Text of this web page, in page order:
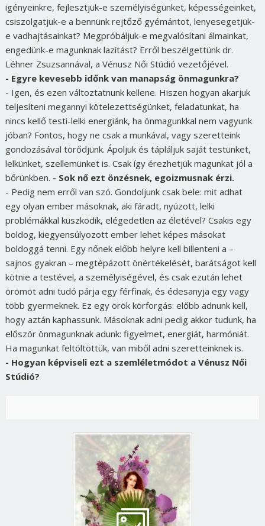
igényeinkre, fejlesztjük-e személyiségünket, képességeinket,
csiszolgatjuk-e a bennünk rejtőző gyémántot, lenyesegetjük-
e vadhajtásainkat? Megpróbáljuk-e megvalósítani álmainkat,
engedünk-e magunknak lazítást? Erről beszélgettünk dr.
Léhner Zsuzsannával, a Vénusz Női Stúdió vezetőjével.
- Egyre kevesebb időnk van manapság önmagunkra?
- Igen, és ezen változtatnunk kellene. Hiszen hogyan akarjuk
teljesíteni megannyi kötelezettségünket, feladatunkat, ha
nincs kellő testi-lelki energiánk, ha önmagunkkal nem vagyunk
jóban? Fontos, hogy ne csak a munkával, vagy szeretteink
gondozásával törődjünk. Ápoljuk és tápláljuk saját testünket,
lelkünket, szellemünket is. Csak így érezhetjük magunkat jól a
bőrünkben. - Sok nő ezt önzésnek, egoizmusnak érzi.
- Pedig nem erről van szó. Gondoljunk csak bele: mit adhat
egy olyan ember másoknak, aki fáradt, nyúzott, lelki
problémákkal küszködik, elégedetlen az életével? Csakis egy
boldog, kiegyensúlyozott ember lehet képes másokat
boldoggá tenni. Egy nőnek előbb helyre kell billenteni a –
sajnos gyakran – megtépázott önértékelését, barátságot kell
kötnie a testével, a személyiségével, és csak ezután lehet
örömöt adni tudó párja egy férfinak, és édesanyja egy vagy
több gyermeknek. Ez egy örök körforgás: előbb adnunk kell,
hogy aztán kaphassunk. Másoknak adni pedig akkor tudunk, ha
először önmagunknak adunk: figyelmet, energiát, harmóniát.
Ha magunkat feltöltöttük, van miből adni szeretteinknek is.
- Hogyan képviseli ezt a szemléletmódot a Vénusz Női
Stúdió?